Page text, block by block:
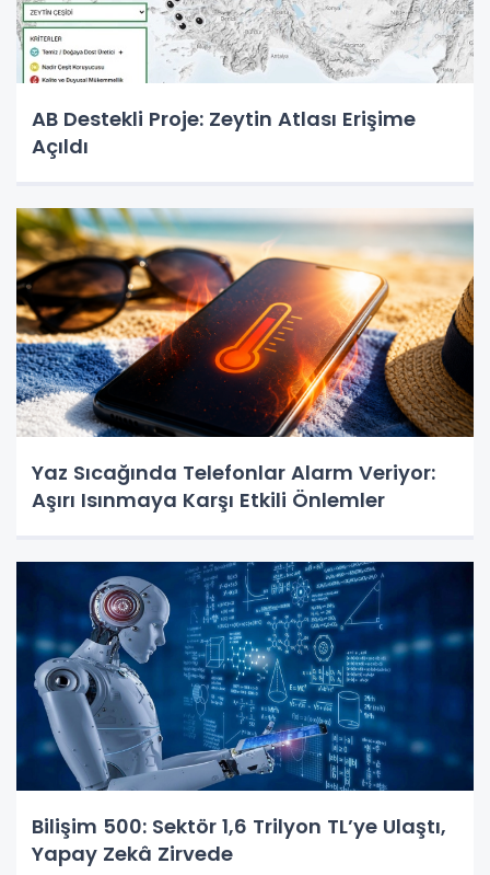
AB Destekli Proje: Zeytin Atlası Erişime
Açıldı
Yaz Sıcağında Telefonlar Alarm Veriyor:
Aşırı Isınmaya Karşı Etkili Önlemler
Bilişim 500: Sektör 1,6 Trilyon TL’ye Ulaştı,
Yapay Zekâ Zirvede